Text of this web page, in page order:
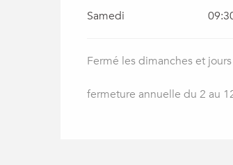
Samedi
Fermé les dimanches et
fermeture annuelle du 2 au